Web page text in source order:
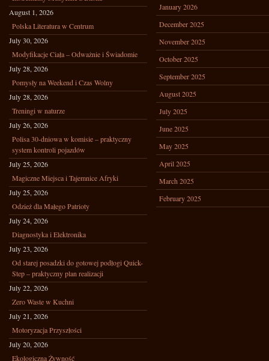
August 1, 2026
Polska Literatura w Centrum
July 30, 2026
Modyfikacje Ciała – Odważnie i Świadomie
July 28, 2026
Pomysły na Weekend i Czas Wolny
July 28, 2026
Treningi w naturze
July 26, 2026
Polisa 30-dniowa w komisie – praktyczny
system kontroli pojazdów
July 25, 2026
Magiczne Miejsca i Tajemnice Afryki
July 25, 2026
Odzież dla Małego Patrioty
July 24, 2026
Diagnostyka i Elektronika
July 23, 2026
Od starej posadzki do gotowej podłogi Quick-
Step – praktyczny plan realizacji
July 22, 2026
Zero Waste w Kuchni
July 21, 2026
Motoryzacja Przyszłości
July 20, 2026
Ekologiczna Żywność
January 2026
December 2025
November 2025
October 2025
September 2025
August 2025
July 2025
June 2025
May 2025
April 2025
March 2025
February 2025